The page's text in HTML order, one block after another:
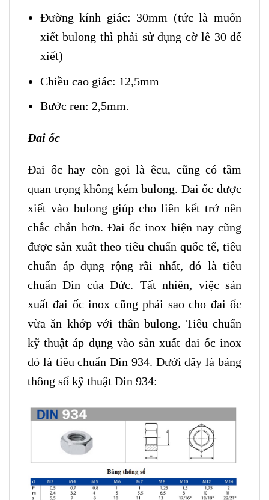
Đường kính giác: 30mm (tức là muốn
xiết bulong thì phải sử dụng cờ lê 30 để
xiết)
Chiều cao giác: 12,5mm
Bước ren: 2,5mm.
Đai ốc
Đai ốc hay còn gọi là êcu, cũng có tầm
quan trọng không kém bulong. Đai ốc được
xiết vào bulong giúp cho liên kết trở nên
chắc chắn hơn. Đai ốc inox hiện nay cũng
được sản xuất theo tiêu chuẩn quốc tế, tiêu
chuẩn áp dụng rộng rãi nhất, đó là tiêu
chuẩn Din của Đức. Tất nhiên, việc sản
xuất đai ốc inox cũng phải sao cho đai ốc
vừa ăn khớp với thân bulong. Tiêu chuẩn
kỹ thuật áp dụng vào sản xuất đai ốc inox
đó là tiêu chuẩn Din 934. Dưới đây là bảng
thông số kỹ thuật Din 934: